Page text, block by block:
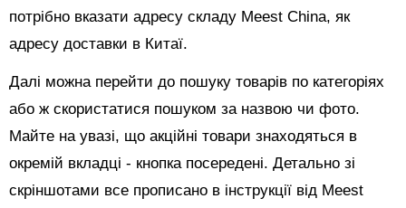
потрібно вказати адресу складу Meest China, як
адресу доставки в Китаї.
Далі можна перейти до пошуку товарів по категоріях
або ж скористатися пошуком за назвою чи фото.
Майте на увазі, що акційні товари знаходяться в
окремій вкладці - кнопка посередені. Детально зі
скріншотами все прописано в інструкції від Meest